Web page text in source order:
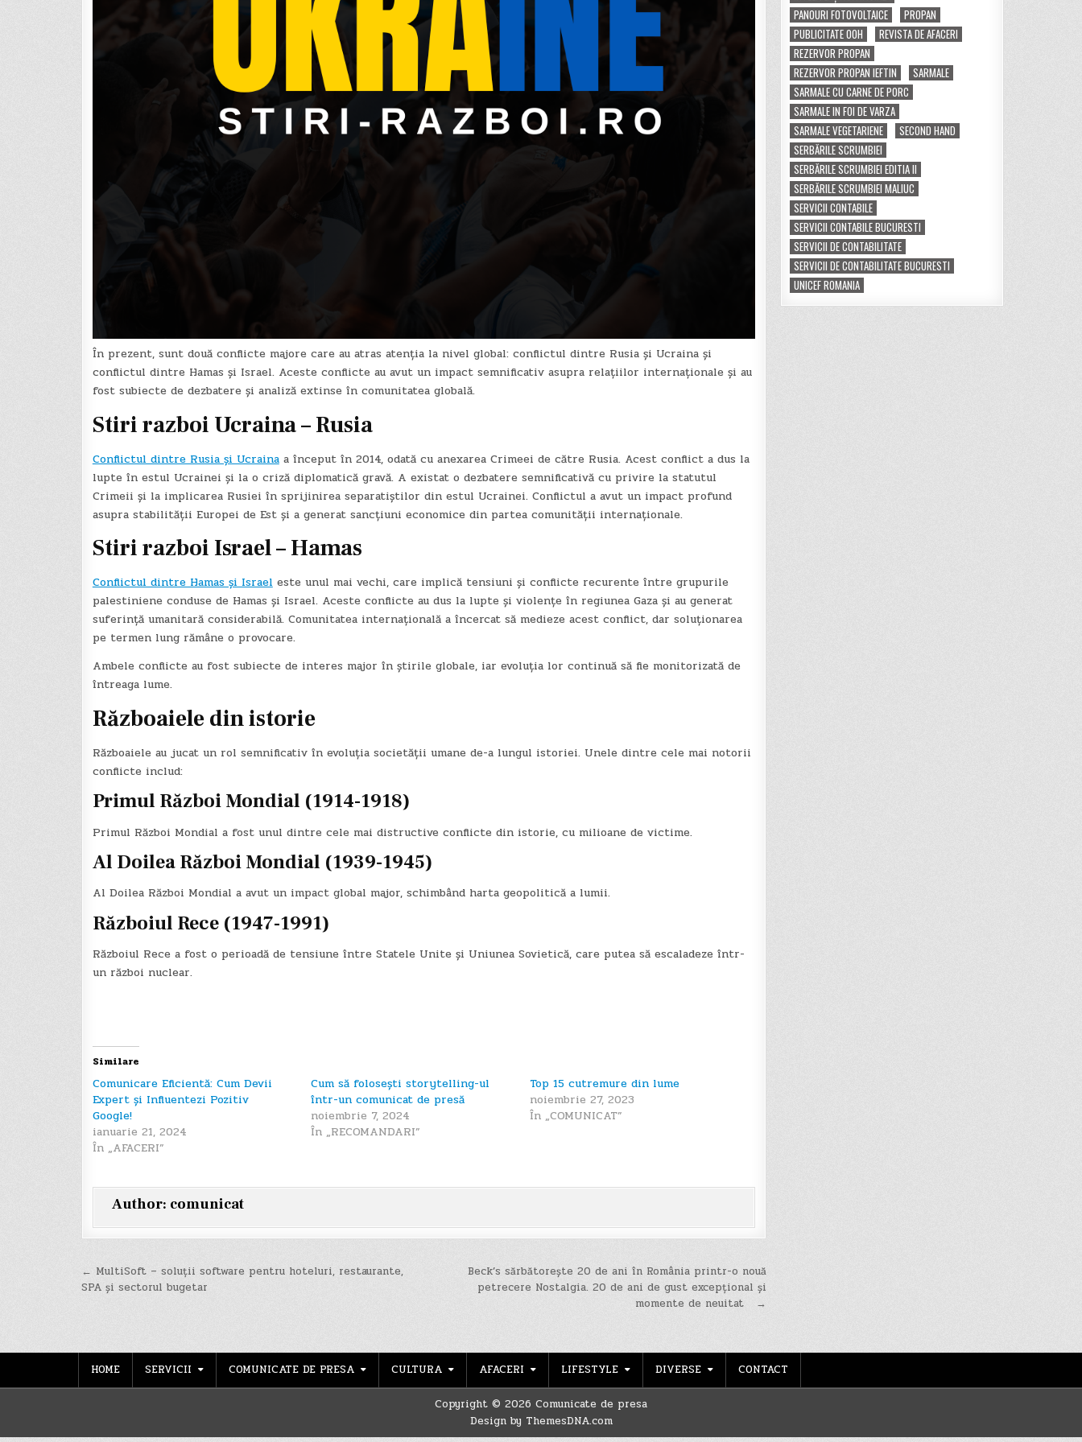
În prezent, sunt două conflicte majore care au atras atenția la nivel global: conflictul dintre Rusia și Ucraina și
conflictul dintre Hamas și Israel. Aceste conflicte au avut un impact semnificativ asupra relațiilor internaționale și au
fost subiecte de dezbatere și analiză extinse în comunitatea globală.
Stiri razboi Ucraina – Rusia
Conflictul dintre Rusia și Ucrainaa început în 2014, odată cu anexarea Crimeei de către Rusia. Acest conflict a dus la
lupte în estul Ucrainei și la o criză diplomatică gravă. A existat o dezbatere semnificativă cu privire la statutul
Crimeii și la implicarea Rusiei în sprijinirea separatiștilor din estul Ucrainei. Conflictul a avut un impact profund
asupra stabilității Europei de Est și a generat sancțiuni economice din partea comunității internaționale.
Stiri razboi Israel – Hamas
Conflictul dintre Hamas și Israel este unul mai vechi, care implică tensiuni și conflicte recurente între grupurile
palestiniene conduse de Hamas și Israel. Aceste conflicte au dus la lupte și violențe în regiunea Gaza și au generat
suferință umanitară considerabilă. Comunitatea internațională a încercat să medieze acest conflict, dar soluționarea
pe termen lung rămâne o provocare.
Ambele conflicte au fost subiecte de interes major în știrile globale, iar evoluția lor continuă să fie monitorizată de
întreaga lume.
Războaiele din istorie
Războaiele au jucat un rol semnificativ în evoluția societății umane de-a lungul istoriei. Unele dintre cele mai notorii
conflicte includ:
Primul Război Mondial (1914-1918)
Primul Război Mondial a fost unul dintre cele mai distructive conflicte din istorie, cu milioane de victime.
Al Doilea Război Mondial (1939-1945)
Al Doilea Război Mondial a avut un impact global major, schimbând harta geopolitică a lumii.
Războiul Rece (1947-1991)
Războiul Rece a fost o perioadă de tensiune între Statele Unite și Uniunea Sovietică, care putea să escaladeze într-
un război nuclear.
articole
Similare
Comunicare Eficientă: Cum Devii
Expert și Influentezi Pozitiv
Google!
ianuarie 21, 2024
În „AFACERI”
Cum să folosești storytelling-ul
într-un comunicat de presă
noiembrie 7, 2024
În „RECOMANDARI”
Top 15 cutremure din lume
noiembrie 27, 2023
În „COMUNICAT”
Author: comunicat
Navigare
în
Beck’s sărbătorește 20 de ani în România printr-o nouă
petrecere Nostalgia. 20 de ani de gust excepțional și
momente de neuitat →
← MultiSoft – soluții software pentru hoteluri, restaurante,
SPA și sectorul bugetar
PANOURI FOTOVOLTAICE
PROPAN
PUBLICITATE OOH
REVISTA DE AFACERI
REZERVOR PROPAN
REZERVOR PROPAN IEFTIN
SARMALE
SARMALE CU CARNE DE PORC
SARMALE IN FOI DE VARZA
SARMALE VEGETARIENE
SECOND HAND
SERBĂRILE SCRUMBIEI
SERBĂRILE SCRUMBIEI EDITIA II
SERBĂRILE SCRUMBIEI MALIUC
SERVICII CONTABILE
SERVICII CONTABILE BUCURESTI
SERVICII DE CONTABILITATE
SERVICII DE CONTABILITATE BUCURESTI
UNICEF ROMANIA
HOME SERVICII COMUNICATE DE PRESA CULTURA AFACERI LIFESTYLE DIVERSE CONTACT
Copyright © 2026 Comunicate de presa
Design by ThemesDNA.com